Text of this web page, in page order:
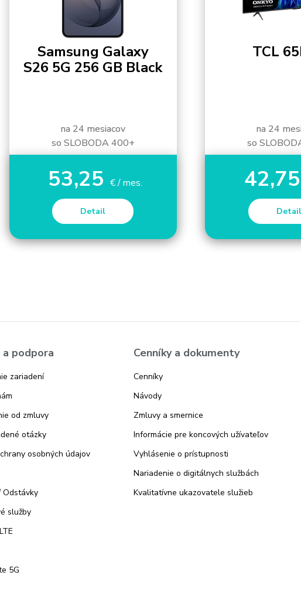
Samsung Galaxy
S26 5G 256 GB Black
na 24 mesiacov
so SLOBODA 400+
53,25€ / mes.
Detail
TCL
na 24
so
42,75
Detail
a podpora
zariadení
od zmluvy
otázky
osobných údajov
Odstávky
služby
5G
Cenníky a dokumenty
Cenníky
Návody
Zmluvy a smernice
Informácie pre koncových užívateľov
Vyhlásenie o prístupnosti
Nariadenie o digitálnych službách
Kvalitatívne ukazovatele služieb